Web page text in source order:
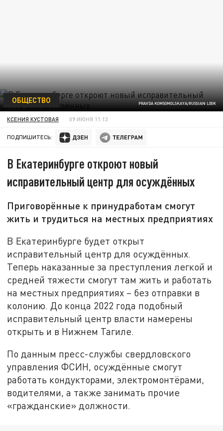
PRAVDA KOMSOMOLSKAYA/RUSSIAN LOOK
ОБЩЕСТВО
КСЕНИЯ КУСТОВАЯ 09 ИЮНЯ 11:13
ПОДПИШИТЕСЬ:
В Екатеринбурге откроют новый
исправительный центр для осуждённых
Приговорённые к принудработам смогут
жить и трудиться на местных предприятиях
В Екатеринбурге будет открыт
исправительный центр для осуждённых.
Теперь наказанные за преступления легкой и
средней тяжести смогут там жить и работать
на местных предприятиях – без отправки в
колонию. До конца 2022 года подобный
исправительный центр власти намерены
открыть и в Нижнем Тагиле.
По данным пресс-службы свердловского
управления ФСИН, осуждённые смогут
работать кондукторами, электромонтёрами,
водителями, а также занимать прочие
«гражданские» должности.